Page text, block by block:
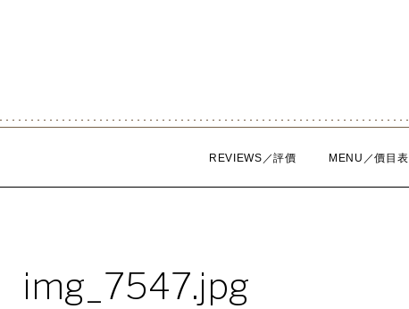
REVIEWS／評價 MENU／價目表
img_7547.jpg